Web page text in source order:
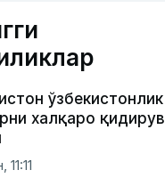
ўзбекистонлик
халқаро
11:11